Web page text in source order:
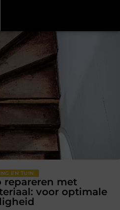
EN TUIN
met
voor optimale